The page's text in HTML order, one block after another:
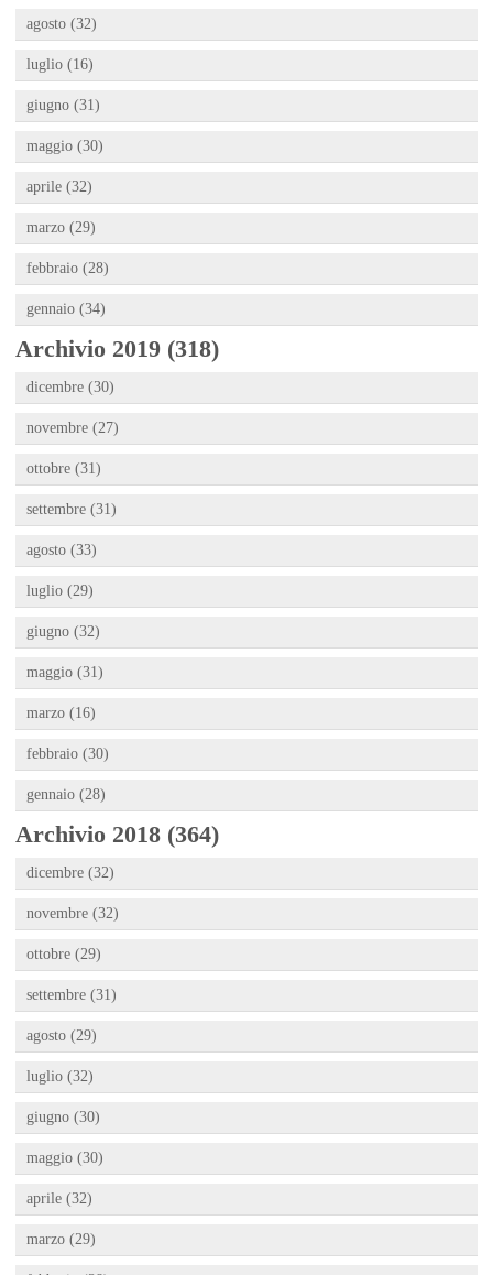
agosto (32)
luglio (16)
giugno (31)
maggio (30)
aprile (32)
marzo (29)
febbraio (28)
gennaio (34)
Archivio 2019 (318)
dicembre (30)
novembre (27)
ottobre (31)
settembre (31)
agosto (33)
luglio (29)
giugno (32)
maggio (31)
marzo (16)
febbraio (30)
gennaio (28)
Archivio 2018 (364)
dicembre (32)
novembre (32)
ottobre (29)
settembre (31)
agosto (29)
luglio (32)
giugno (30)
maggio (30)
aprile (32)
marzo (29)